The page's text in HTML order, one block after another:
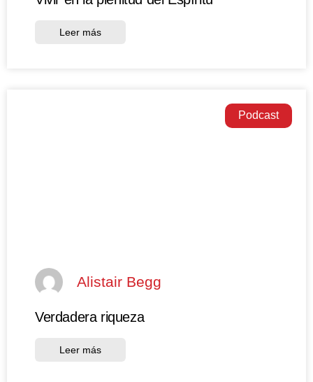
Leer más
Podcast
Alistair Begg
Verdadera riqueza
Leer más